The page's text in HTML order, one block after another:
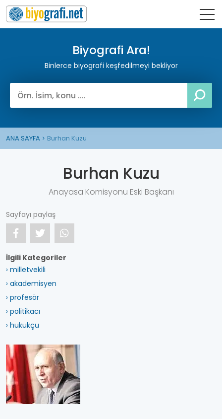
Biyografi Ara!
Binlerce biyografi keşfedilmeyi bekliyor
ANA SAYFA Burhan Kuzu
Burhan Kuzu
Anayasa Komisyonu Eski Başkanı
Sayfayı paylaş
İlgili Kategoriler
› milletvekili
› akademisyen
› profesör
› politikacı
› hukukçu